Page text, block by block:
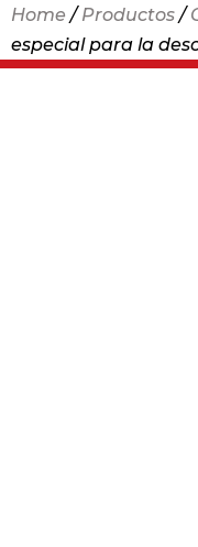
Home /Productos/
especial para la